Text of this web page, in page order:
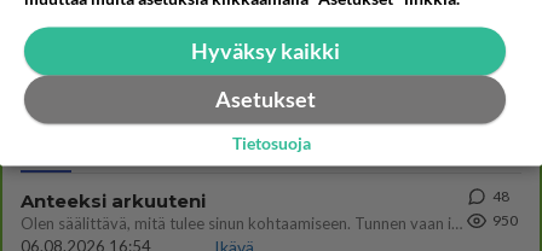
Takaisin ylös
LUETUIMMAT KESKUSTELUT
KUUKAUSI
Anteeksi arkuuteni
Olen säälittävä, mitä tulee sinun kohtaamiseen. Tunnen vaan itseni todella epävarmaksi sun kanssa. Jos minun olisi pitän
06.08.2026 16:54
Ikävä
48
950
Hyväksy kaikki
Asetukset
Tietosuoja